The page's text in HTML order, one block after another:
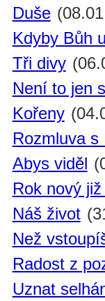
Duše
Kdyby Bůh
Tři divy
Není to jen
Kořeny
Rozmluva s
Abys viděl
Rok nový
Náš život
Než
Radost z
Uznat